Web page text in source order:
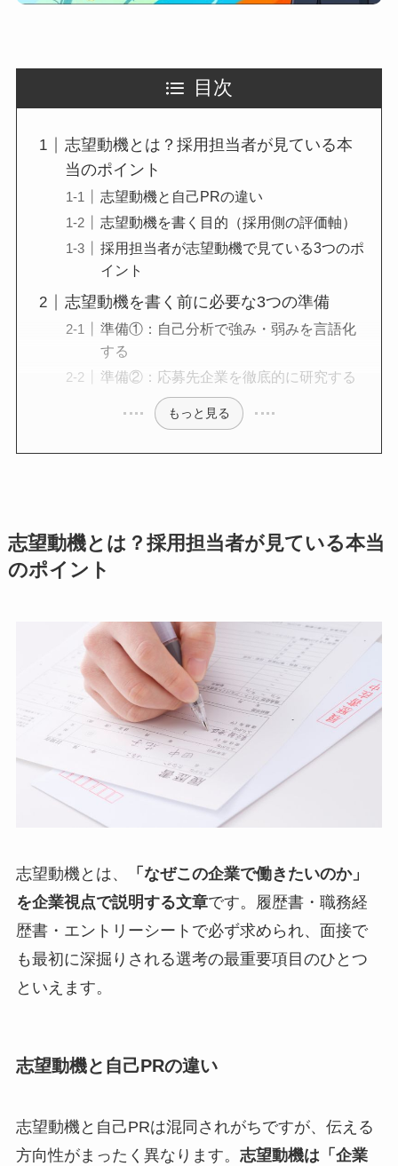
目次
志望動機とは？採用担当者が見ている本
当のポイント
志望動機と自己PRの違い
志望動機を書く目的（採用側の評価軸）
採用担当者が志望動機で見ている3つのポ
イント
志望動機を書く前に必要な3つの準備
準備①：自己分析で強み・弱みを言語化
する
準備②：応募先企業を徹底的に研究する
もっと見る
志望動機とは？採用担当者が見ている本当
のポイント
志望動機とは、
「なぜこの企業で働きたいのか」
を企業視点で説明する文章です。履歴書・職務経
歴書・エントリーシートで必ず求められ、面接で
も最初に深掘りされる選考の最重要項目のひとつ
といえます。
志望動機と自己PRの違い
志望動機と自己PRは混同されがちですが、伝える
方向性がまったく異なります。 志望動機は「企業